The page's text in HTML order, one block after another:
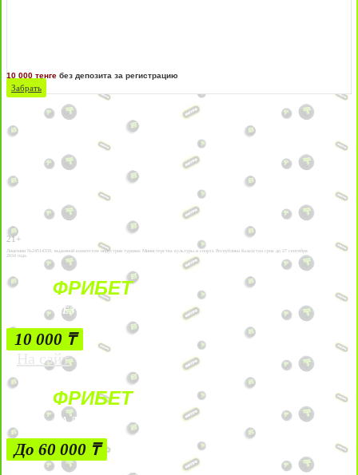
10 000 тенге без депозита за регистрацию
Забрать
21+
Лицензии №24514359, выданной комитетом индустрии туризма Министерства культуры и спорта Республики Казахстан срок до 27 сентября
2034 года.
ФРИБЕТ
БЕЗ УСЛОВИЙ
10 000 ₸
На сайт
ФРИБЕТ
ЗА ДЕПОЗИТЫ
До 60 000 ₸